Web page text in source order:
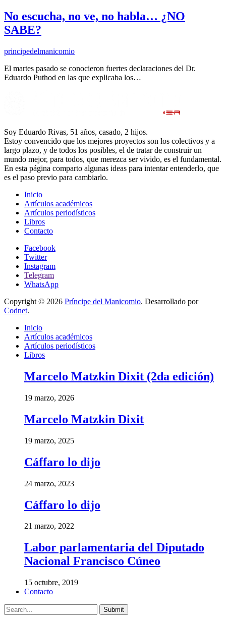
No escucha, no ve, no habla… ¿NO
SABE?
principedelmanicomio
El martes pasado se conocieron fuertes declaraciones del Dr.
Eduardo Puthod en las que explicaba los…
Soy Eduardo Rivas, 51 años, casado, 2 hijos.
Estoy convencido que los mejores proyectos son los colectivos y a
largo plazo, y de todos los posibles, el de tratar de construir un
mundo mejor, para todos, que merezca ser vivido, es el fundamental.
En esta página comparto algunas ideas para intentar entenderlo, que
es el paso previo para cambiarlo.
Inicio
Artículos académicos
Artículos periodísticos
Libros
Contacto
Facebook
Twitter
Instagram
Telegram
WhatsApp
Copyright © 2026 Príncipe del Manicomio. Desarrollado por
Codnet.
Inicio
Artículos académicos
Artículos periodísticos
Libros
Marcelo Matzkin Dixit (2da edición)
19 marzo, 2026
Marcelo Matzkin Dixit
19 marzo, 2025
Cáffaro lo dijo
24 marzo, 2023
Cáffaro lo dijo
21 marzo, 2022
Labor parlamentaria del Diputado
Nacional Francisco Cúneo
15 octubre, 2019
Contacto
Submit